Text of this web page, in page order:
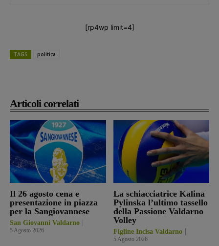
Articoli correlati
Il 26 agosto cena e
presentazione in piazza
per la Sangiovannese
San Giovanni Valdarno
5 Agosto 2026
La schiacciatrice Kalina
Pylinska l’ultimo tassello
della Passione Valdarno
Volley
Figline Incisa Valdarno
5 Agosto 2026
[rp4wp limit=4]
TAGS politica